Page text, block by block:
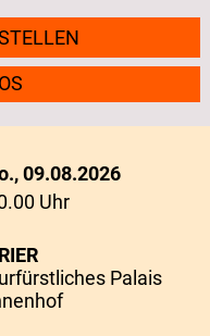
09.08.2026
Uhr
Palais